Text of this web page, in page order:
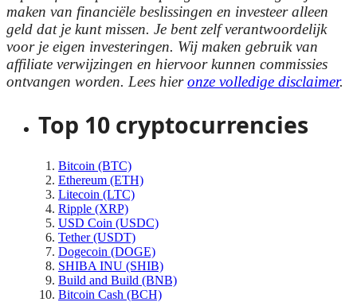
maken van financiële beslissingen en investeer alleen
geld dat je kunt missen. Je bent zelf verantwoordelijk
voor je eigen investeringen. Wij maken gebruik van
affiliate verwijzingen en hiervoor kunnen commissies
ontvangen worden. Lees hieronze volledige disclaimer.
Top 10 cryptocurrencies
Bitcoin (BTC)
Ethereum (ETH)
Litecoin (LTC)
Ripple (XRP)
USD Coin (USDC)
Tether (USDT)
Dogecoin (DOGE)
SHIBA INU (SHIB)
Build and Build (BNB)
Bitcoin Cash (BCH)